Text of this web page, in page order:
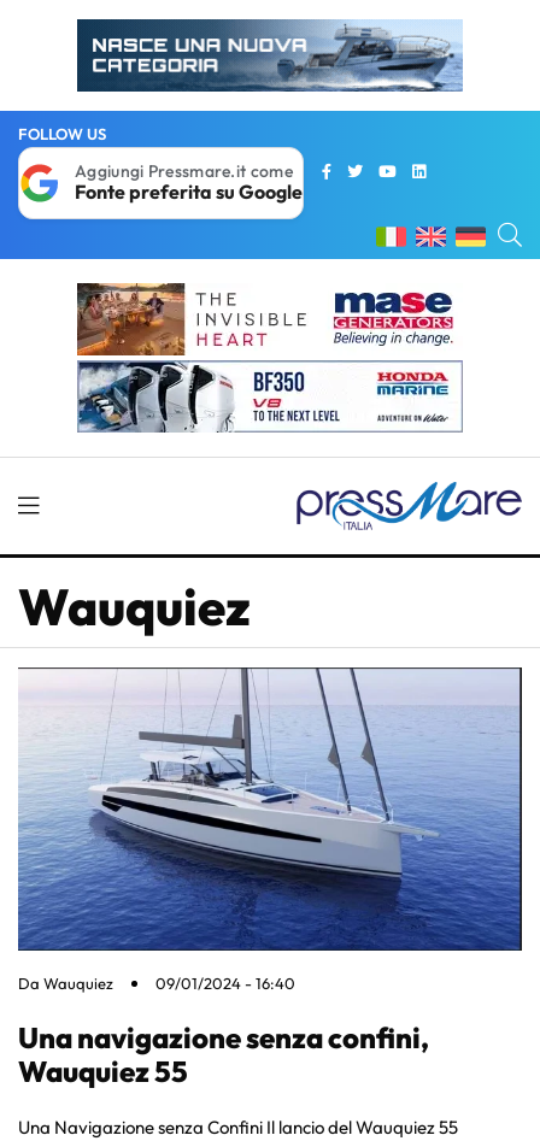
FOLLOW US
Aggiungi Pressmare.it come
Fonte preferita su Google
Wauquiez
Da Wauquiez 09/01/2024 - 16:40
Una navigazione senza confini,
Wauquiez 55
Una Navigazione senza Confini Il lancio del Wauquiez 55